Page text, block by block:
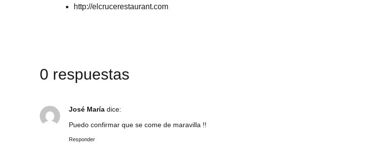
http://elcrucerestaurant.com
0 respuestas
José María dice:
Puedo confirmar que se come de maravilla !!
Responder